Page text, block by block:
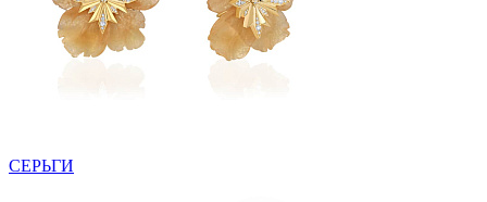
СЕРЬГИ